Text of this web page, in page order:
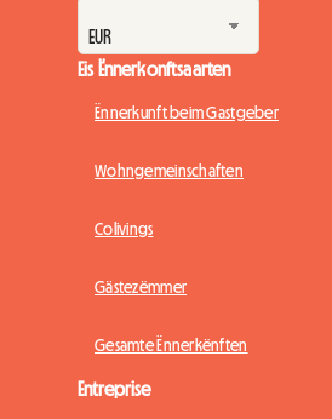
Eis Ënnerkonftsaarten
Ënnerkunft beim Gastgeber
Wohngemeinschaften
Colivings
Gästezëmmer
Gesamte Ënnerkënften
Entreprise